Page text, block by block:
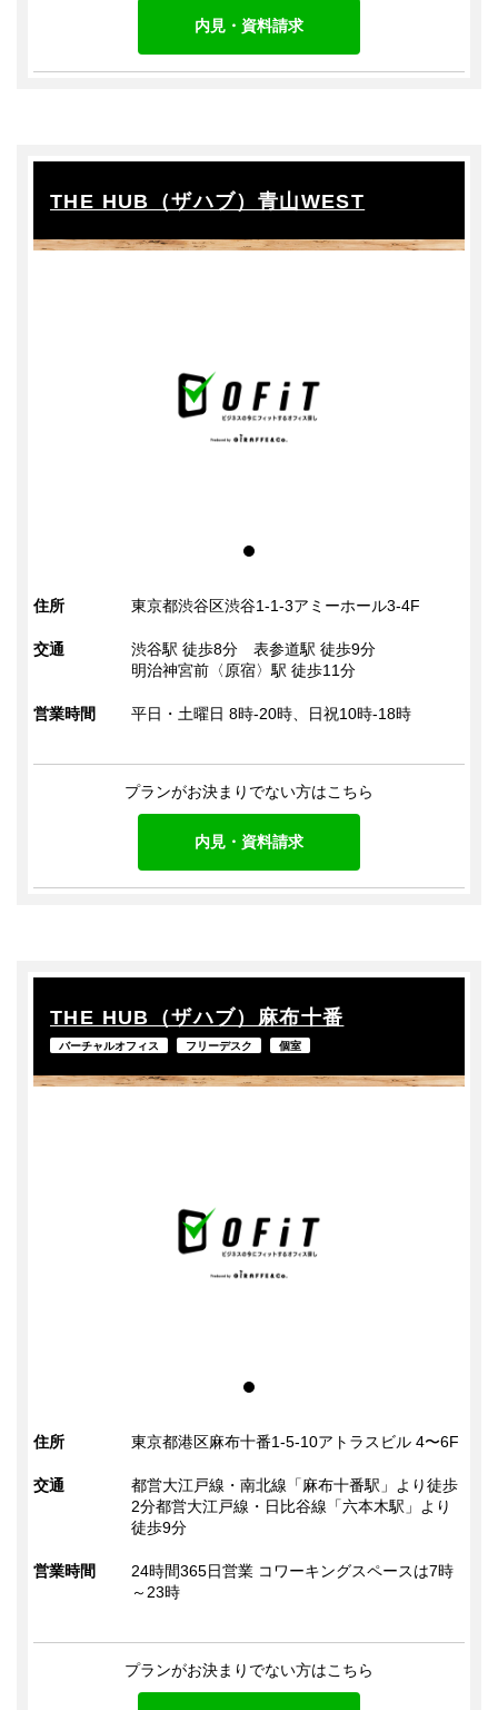
内見・資料請求
THE HUB（ザハブ）青山WEST
住所 東京都渋谷区渋谷1-1-3アミーホール3-4F
交通 渋谷駅 徒歩8分
表参道駅 徒歩9分
明治神宮前〈原宿〉駅 徒歩11分
営業時間 平日・土曜日 8時-20時、日祝10時-18時
プランがお決まりでない方はこちら
内見・資料請求
THE HUB（ザハブ）麻布十番
バーチャルオフィス フリーデスク 個室
住所 東京都港区麻布十番1-5-10アトラスビル 4〜6F
交通
都営大江戸線・南北線「麻布十番駅」より徒歩
2分都営大江戸線・日比谷線「六本木駅」より
徒歩9分
営業時間
24時間365日営業 コワーキングスペースは7時
～23時
プランがお決まりでない方はこちら